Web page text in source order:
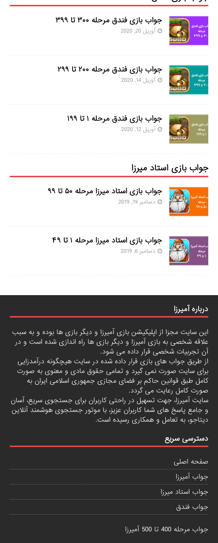
جواب بازی فندق مرحله ۳۰۰ تا ۳۹۹
آوریل 20, 2020
جواب بازی فندق مرحله ۲۰۰ تا ۲۹۹
آوریل 14, 2020
جواب بازی فندق مرحله ۱ تا ۱۹۹
آوریل 12, 2020
جواب بازی استاد میرزا
جواب بازی استاد میرزا مرحله ۵۰ تا ۹۹
دسامبر 19, 2019
جواب بازی استاد میرزا مرحله ۱ تا ۴۹
دسامبر 6, 2019
درباره آمیرزا
این سایت مجزا از اپلیکیشن بازی آمیرزا و دیگر بازی ها بوده و به سبب
علاقه شخصی به بازی آمیرزا و دیگر بازی ها راه اندازی شده است و در
آن تجربیات شخصی قرار داده می شود.
از طریق جواب های بازی قرار داده شده در سایت هیچگونه درآمدزایی
برای سایت صورت نمی گیرد و تمامی حقوق مادی و معنوی به صورت
کامل طبق قوانین حاکم بر فضای مجازی جمهوری اسلامی ایران به
صورت کامل رعایت می گردد.
سایت آمیرزا، جهت تسهیل در راحتی کاربران برای جستجوی سریع، آسان
و جامع پاسخ های شما کاربران عزیز، با موتور جستجوی هوشمند آنلاین
دیتاجو، به تعامل و همکاری رسیده است.
دسترسی سریع
صفحه اصلی
جواب آمیرزا
جواب استاد میرزا
جواب فندق
جواب مرحله 400 تا 500 آمیرزا